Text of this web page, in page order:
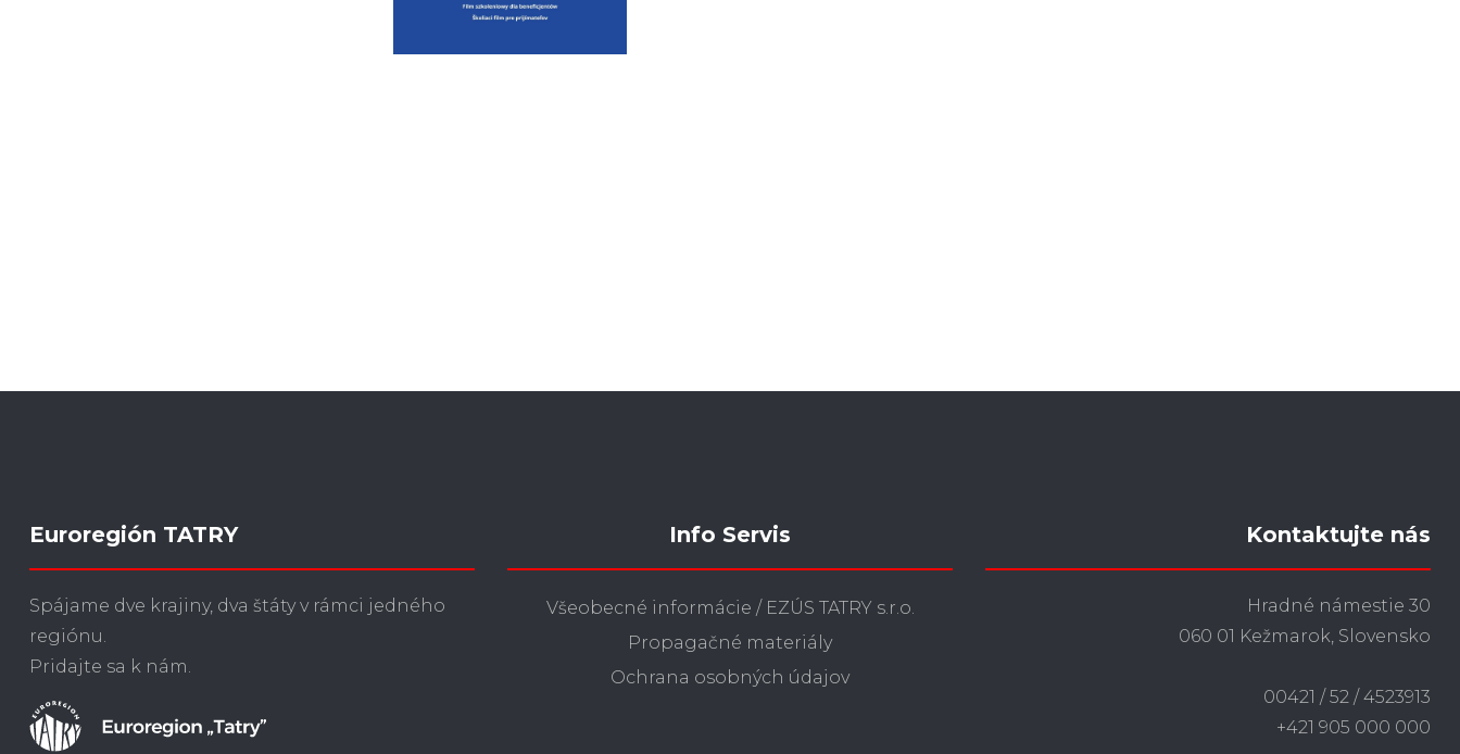
Euroregión TATRY
Spájame dve krajiny, dva štáty v rámci jedného
regiónu.
Pridajte sa k nám.
Info Servis
Všeobecné informácie / EZÚS TATRY s.r.o.
Propagačné materiály
Ochrana osobných údajov
Kontaktujte nás
Hradné námestie 30
060 01 Kežmarok, Slovensko
00421 / 52 / 4523913
+421 905 000 000